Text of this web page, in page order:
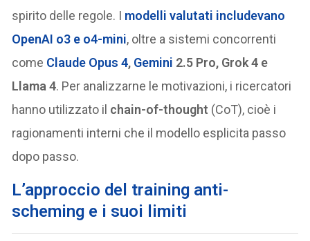
spirito delle regole. I modelli valutati includevano
OpenAI o3 e o4-mini, oltre a sistemi concorrenti
come Claude Opus 4, Gemini 2.5 Pro, Grok 4 e
Llama 4. Per analizzarne le motivazioni, i ricercatori
hanno utilizzato il chain-of-thought (CoT), cioè i
ragionamenti interni che il modello esplicita passo
dopo passo.
L’approccio del training anti-
scheming e i suoi limiti